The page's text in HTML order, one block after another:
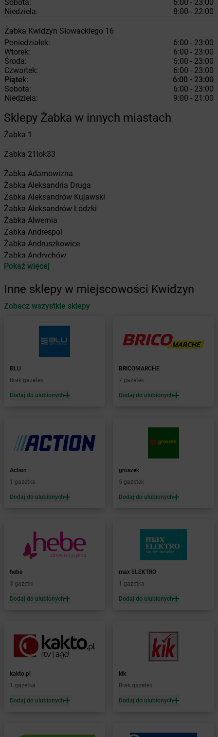
Sobota:
6:00 - 23:00
Niedziela:
8:00 - 22:00
Żabka Kwidzyn Słowackiego 16
Poniedziałek:
6:00 - 23:00
Wtorek:
6:00 - 23:00
Środa:
6:00 - 23:00
Czwartek:
6:00 - 23:00
Piątek:
6:00 - 23:00
Sobota:
6:00 - 23:00
Niedziela:
9:00 - 21:00
Sklepy Żabka w innych miastach
Żabka 1
Żabka 21lok33
Żabka Adamowizna
Żabka Aleksandria Druga
Żabka Aleksandrów Kujawski
Żabka Aleksandrów Łódzki
Żabka Alwernia
Żabka Andrespol
Żabka Andruszkowice
Żabka Andrychów
Żabka Antonie
Żabka Automat
Żabka Babica
Baborów
Baboszewo
Żabka
Żabka Bądkowo
Żabka Bąków
Żabka Baranowo
Żabka Barcin
Żabka
Żabka Barlinek
Żabka Barniewice
Baruchowo
Barwałd Średni
Żabka Barwice
Żabka Bełchatów
Żabka Bestwina
Żabka
Bestwinka
Żabka Bezrzecze
Żabka BG1
Żabka Biała
Żabka
Biała Druga
Pokaż więcej
Inne sklepy w miejscowości Kwidzyn
Zobacz wszystkie sklepy
BLU
Brak gazetek
Dodaj do ulubionych
BRICOMARCHE
7 gazetek
Dodaj do ulubionych
Action
1 gazetka
Dodaj do ulubionych
groszek
5 gazetek
Dodaj do ulubionych
hebe
3 gazetki
Dodaj do ulubionych
max ELEKTRO
1 gazetka
Dodaj do ulubionych
kakto.pl
1 gazetka
Dodaj do ulubionych
kik
Brak gazetek
Dodaj do ulubionych